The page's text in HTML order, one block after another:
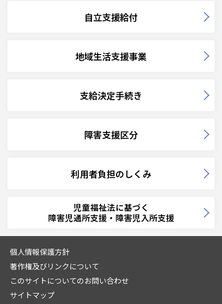
自立支援給付
地域生活支援事業
支給決定手続き
障害支援区分
利用者負担のしくみ
児童福祉法に基づく
障害児通所支援・障害児入所支援
個人情報保護方針
著作権及びリンクについて
このサイトについてのお問い合わせ
サイトマップ